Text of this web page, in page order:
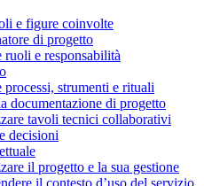
e figure coinvolte
di progetto
e responsabilità
strumenti e rituali
documentazione di progetto
tavoli tecnici collaborativi
decisioni
il progetto e la sua gestione
il contesto d’uso del servizio